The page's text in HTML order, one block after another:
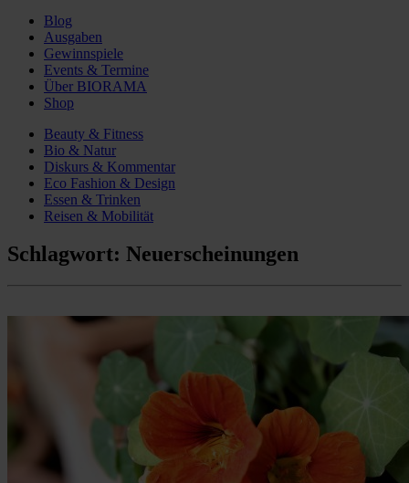
Blog
Ausgaben
Gewinnspiele
Events & Termine
Über BIORAMA
Shop
Beauty & Fitness
Bio & Natur
Diskurs & Kommentar
Eco Fashion & Design
Essen & Trinken
Reisen & Mobilität
Schlagwort: Neuerscheinungen